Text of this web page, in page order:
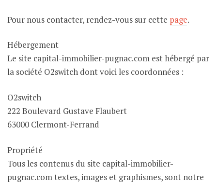
Pour nous contacter, rendez-vous sur cette page.
Hébergement
Le site capital-immobilier-pugnac.com est hébergé par
la société O2switch dont voici les coordonnées :
O2switch
222 Boulevard Gustave Flaubert
63000 Clermont-Ferrand
Propriété
Tous les contenus du site capital-immobilier-
pugnac.com textes, images et graphismes, sont notre